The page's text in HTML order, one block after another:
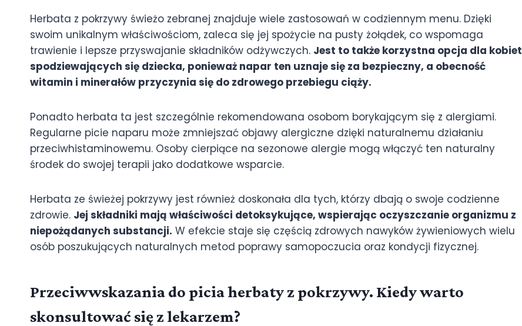
Herbata z pokrzywy świeżo zebranej znajduje wiele zastosowań w codziennym menu. Dzięki
swoim unikalnym właściwościom, zaleca się jej spożycie na pusty żołądek, co wspomaga
trawienie i lepsze przyswajanie składników odżywczych. Jest to także korzystna opcja dla kobiet
spodziewających się dziecka, ponieważ napar ten uznaje się za bezpieczny, a obecność
witamin i minerałów przyczynia się do zdrowego przebiegu ciąży.
Ponadto herbata ta jest szczególnie rekomendowana osobom borykającym się z alergiami.
Regularne picie naparu może zmniejszać objawy alergiczne dzięki naturalnemu działaniu
przeciwhistaminowemu. Osoby cierpiące na sezonowe alergie mogą włączyć ten naturalny
środek do swojej terapii jako dodatkowe wsparcie.
Herbata ze świeżej pokrzywy jest również doskonała dla tych, którzy dbają o swoje codzienne
zdrowie. Jej składniki mają właściwości detoksykujące, wspierając oczyszczanie organizmu z
niepożądanych substancji. W efekcie staje się częścią zdrowych nawyków żywieniowych wielu
osób poszukujących naturalnych metod poprawy samopoczucia oraz kondycji fizycznej.
Przeciwwskazania do picia herbaty z pokrzywy. Kiedy warto
skonsultować się z lekarzem?